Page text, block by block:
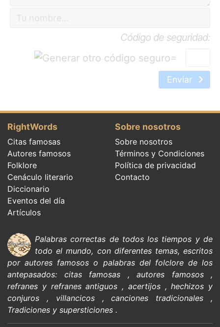
Código de seguridad:
=
Enviar
RightWords
Citas famosas
Autores famosos
Folklore
Cenáculo literario
Diccionario
Eventos del día
Artículos
Sobre nosotros
Sobre nosotros
Términos y Condiciones
Política de privacidad
Contacto
Palabras correctas de todos los tiempos y de
todo el mundo, con diferentes temas, escritos
porautores famosos o palabras del folclore delos
antepasados: citas famosas , autores famosos,
refranes y refranes antiguos , acertijos,hechizos y
conjuros , villancicos,canciones tradicionales ,
Tradiciones y supersticiones .